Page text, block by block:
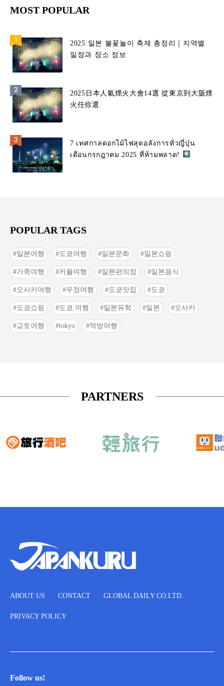
MOST POPULAR
2025 일본 불꽃놀이 축제 총정리｜지역별
일정과 장소 정보
2025日本人氣煙火大會14選 從東京到大阪煙
火任你選
7 เทศกาลดอกไม้ไฟสุดอลังการทั่วญี่ปุ่น
เดือนกรกฎาคม 2025 ที่ห้ามพลาด!
POPULAR TAGS
일본여행 도쿄여행 일본문화 일본쇼핑
가족여행 커플여행 일본편의점 일본음식
오사카여행 우정여행 도쿄맛집 도쿄
도쿄쇼핑 도쿄 여행 일본유학 일본 오사카
교토여행 tokyo 먹방여행
PARTNERS
ABOUT US CONTACT GLOBAL DAILY CO.LTD.
PRIVACY POLICY
Follow us!